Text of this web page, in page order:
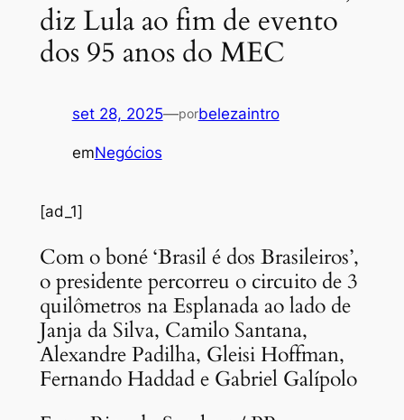
diz Lula ao fim de evento
dos 95 anos do MEC
set 28, 2025—porbelezaintro
emNegócios
[ad_1]
Com o boné ‘Brasil é dos Brasileiros’,
o presidente percorreu o circuito de 3
quilômetros na Esplanada ao lado de
Janja da Silva, Camilo Santana,
Alexandre Padilha, Gleisi Hoffman,
Fernando Haddad e Gabriel Galípolo